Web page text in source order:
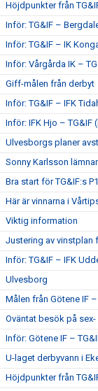
Höjdpunkter från
Inför: TG&IF –
Inför: TG&IF – IK
Inför: Vårgårda IK –
Giff-målen från derbyt
Inför: TG&IF – IFK
Inför: IFK Hjo – TG&IF
Ulvesborgs planer
Sonny Karlsson
Bra start för TG&IF:s
Här är vinnarna i
Viktig information
Justering av vinstplan
Inför: TG&IF – IFK
Ulvesborg
Målen från Götene IF –
Oväntat besök på
Inför: Götene IF –
U-laget derbyvann i
Höjdpunkter från